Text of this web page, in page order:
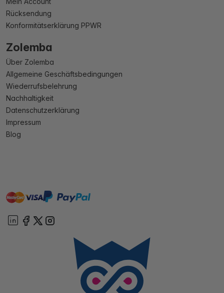
Rücksendung
Konformitätserklärung PPWR
Zolemba
Über Zolemba
Allgemeine Geschäftsbedingungen
Wiederrufsbelehrung
Nachhaltigkeit
Datenschutzerklärung
Impressum
Blog
mastervisa paypal